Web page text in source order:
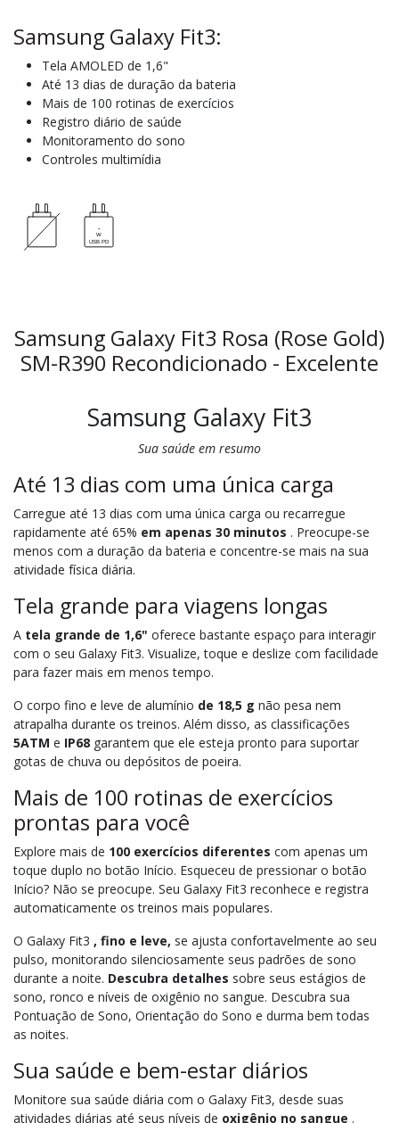
Samsung Galaxy Fit3:
Tela AMOLED de 1,6"
Até 13 dias de duração da bateria
Mais de 100 rotinas de exercícios
Registro diário de saúde
Monitoramento do sono
Controles multimídia
Samsung Galaxy Fit3 Rosa (Rose Gold)
SM-R390 Recondicionado - Excelente
Samsung Galaxy Fit3
Sua saúde em resumo
Até 13 dias com uma única carga
Carregue até 13 dias com uma única carga ou recarregue
rapidamente até 65% em apenas 30 minutos . Preocupe-se
menos com a duração da bateria e concentre-se mais na sua
atividade física diária.
Tela grande para viagens longas
A tela grande de 1,6" oferece bastante espaço para interagir
com o seu Galaxy Fit3. Visualize, toque e deslize com facilidade
para fazer mais em menos tempo.
O corpo fino e leve de alumínio de 18,5 g não pesa nem
atrapalha durante os treinos. Além disso, as classificações
5ATM e IP68 garantem que ele esteja pronto para suportar
gotas de chuva ou depósitos de poeira.
Mais de 100 rotinas de exercícios
prontas para você
Explore mais de 100 exercícios diferentes com apenas um
toque duplo no botão Início. Esqueceu de pressionar o botão
Início? Não se preocupe. Seu Galaxy Fit3 reconhece e registra
automaticamente os treinos mais populares.
O Galaxy Fit3 , fino e leve, se ajusta confortavelmente ao seu
pulso, monitorando silenciosamente seus padrões de sono
durante a noite. Descubra detalhes sobre seus estágios de
sono, ronco e níveis de oxigênio no sangue. Descubra sua
Pontuação de Sono, Orientação do Sono e durma bem todas
as noites.
Sua saúde e bem-estar diários
Monitore sua saúde diária com o Galaxy Fit3, desde suas
atividades diárias até seus níveis de oxigênio no sangue .